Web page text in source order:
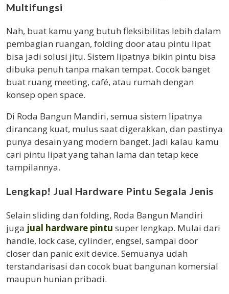
Multifungsi
Nah, buat kamu yang butuh fleksibilitas lebih dalam
pembagian ruangan, folding door atau pintu lipat
bisa jadi solusi jitu. Sistem lipatnya bikin pintu bisa
dibuka penuh tanpa makan tempat. Cocok banget
buat ruang meeting, café, atau rumah dengan
konsep open space.
Di Roda Bangun Mandiri, semua sistem lipatnya
dirancang kuat, mulus saat digerakkan, dan pastinya
punya desain yang modern banget. Jadi kalau kamu
cari pintu lipat yang tahan lama dan tetap kece
tampilannya.
Lengkap! Jual Hardware Pintu Segala Jenis
Selain sliding dan folding, Roda Bangun Mandiri
juga jual hardware pintu super lengkap. Mulai dari
handle, lock case, cylinder, engsel, sampai door
closer dan panic exit device. Semuanya udah
terstandarisasi dan cocok buat bangunan komersial
maupun hunian pribadi.